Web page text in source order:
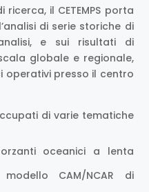
il CETEMPS porta
di serie storiche di
e sui risultati di
globale e regionale,
operativi presso il centro
di varie tematiche
oceanici a lenta
CAM/NCAR di